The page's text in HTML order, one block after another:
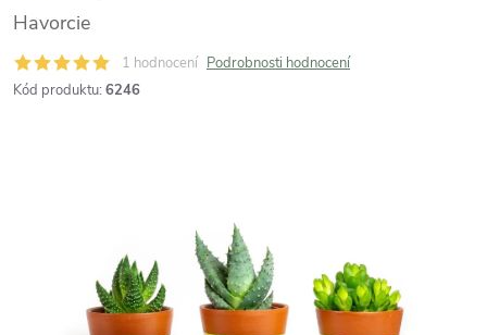
Havorcie
1 hodnocení Podrobnosti hodnocení
Kód produktu: 6246